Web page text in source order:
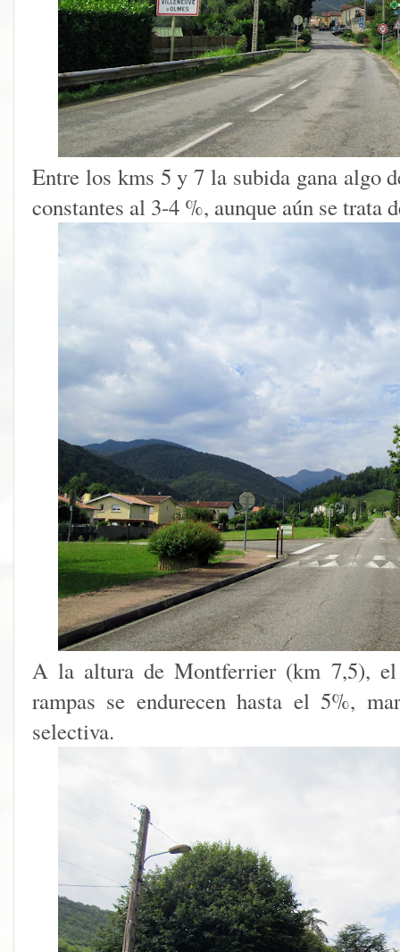
Entre los kms 5 y 7 la subida gana algo
constantes al 3-4 %, aunque aún se trata
A la altura de Montferrier (km 7,5),
rampas se endurecen hasta el 5%,
selectiva.